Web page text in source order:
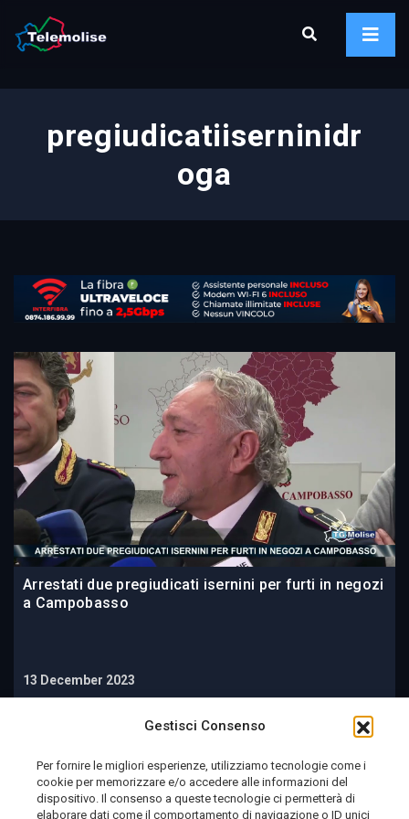
Gestisci Consenso
Per fornire le migliori esperienze, utilizziamo tecnologie come i
cookie per memorizzare e/o accedere alle informazioni del
dispositivo. Il consenso a queste tecnologie ci permetterà di
elaborare dati come il comportamento di navigazione o ID unici
pregiudicatiiserninidr
oga
Arrestati due pregiudicati isernini per furti in negozi
a Campobasso
13 December 2023